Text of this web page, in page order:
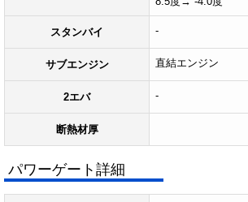
スタンバイ -
サブエンジン 直結エンジン
2エバ -
断熱材厚
パワーゲート詳細